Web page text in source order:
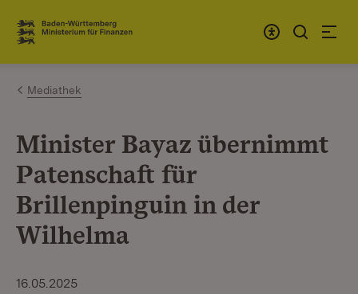
Zum Inhalt springen
Link zur Startseite
Mediathek
Minister Bayaz übernimmt
Patenschaft für
Brillenpinguin in der
Wilhelma
16.05.2025